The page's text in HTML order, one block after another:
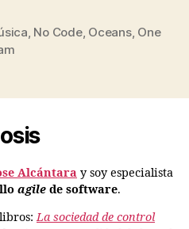
No Code, Oceans, One
Alcántara y soy especialista
agile de software.
La sociedad de control